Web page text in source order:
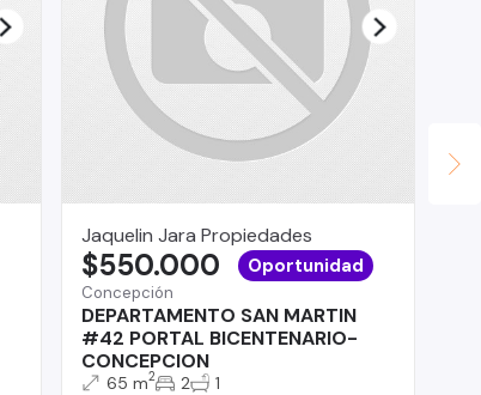
Jaquelin Jara Propiedades
Concepción
DEPARTAMENTO SAN MARTIN
#42 PORTAL BICENTENARIO-
CONCEPCION
$550.000 Oportunidad
65 m2 2 1